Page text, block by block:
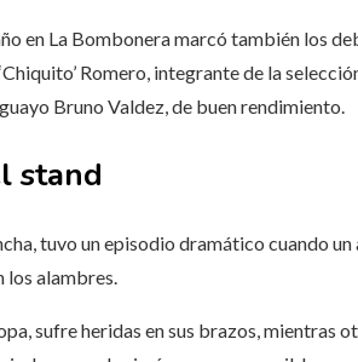
en La Bombonera marcó también los
Romero, integrante de la
Bruno Valdez, de buen rendimiento.
stand
tuvo un episodio dramático cuando
los alambres.
sufre heridas en sus brazos,